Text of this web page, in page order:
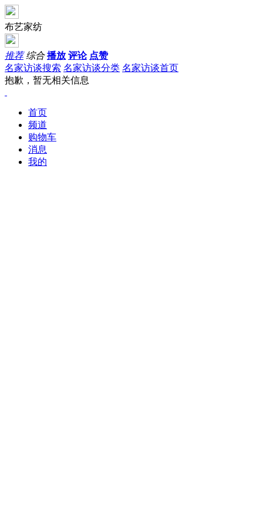
布艺家纺
推荐 综合 播放 评论 点赞
名家访谈搜索 名家访谈分类 名家访谈首页
抱歉，暂无相关信息
首页
频道
购物车
消息
我的